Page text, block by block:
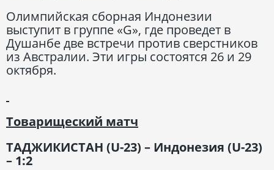
Олимпийская сборная Индонезии
выступит в группе «G», где проведет в
Душанбе две встречи против сверстников
из Австралии. Эти игры состоятся 26 и 29
октября.
Товарищеский матч
ТАДЖИКИСТАН (U-23) – Индонезия (U-23)
– 1:2